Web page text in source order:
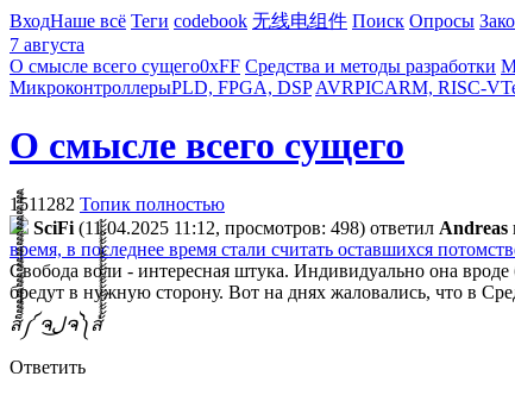
ВходНаше всё Теги codebook 无线电组件 Поиск Опросы
7 августа
О смысле всего сущего0xFF Средства и методы разработки
МикроконтроллерыPLD, FPGA, DSP AVRPICARM, RISC-V
О смысле всего сущего
1511282 Топик полностью
SciFi (11.04.2025 11:12, просмотров: 498) ответил Andreas
время, в последнее время стали считать оставшихся
Свобода воли - интересная штука. Индивидуально она
бредут в нужную сторону. Вот на днях жаловались, что в
ส็็็็็็็็็็็็็็็็็็็็็็็็็༼ ຈل͜ຈ༽ส้้้้้้้้้้้้้้้้้้้้้้้
Ответить